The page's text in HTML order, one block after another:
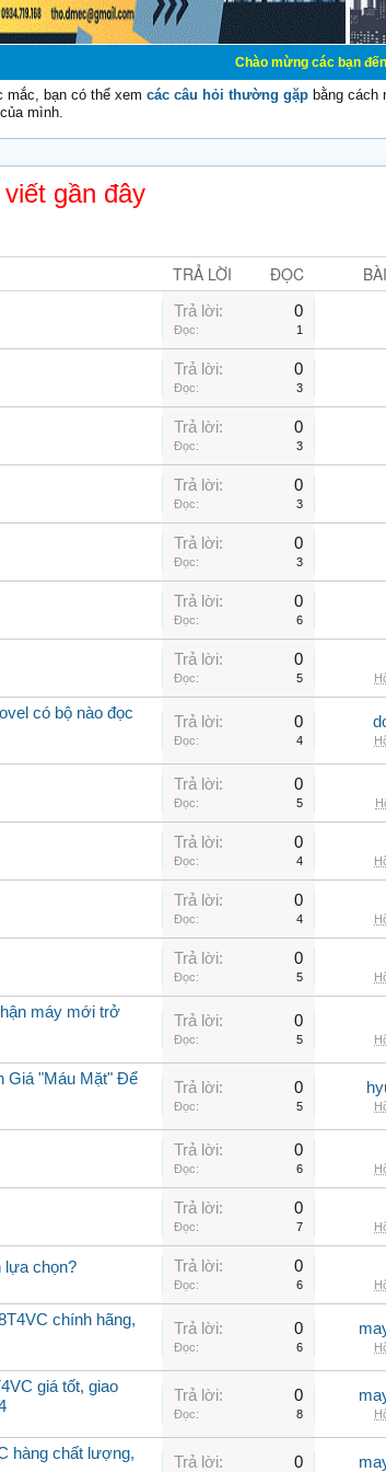
Chào mừng các bạn đến với Diễn
mắc, bạn có thể xem các câu hỏi thường gặp bằng cách
mình.
viết gần đây
TRẢ LỜI ĐỌC
Trả lời: 0
Đọc: 1
Trả lời: 0
Đọc: 3
Trả lời: 0
Đọc: 3
Trả lời: 0
Đọc: 3
Trả lời: 0
Đọc: 3
Trả lời: 0
Đọc: 6
Trả lời: 0
Đọc: 5
có bộ nào đọc
Trả lời: 0
Đọc: 4
Trả lời: 0
Đọc: 5
Trả lời: 0
Đọc: 4
Trả lời: 0
Đọc: 4
Trả lời: 0
Đọc: 5
máy mới trở
Trả lời: 0
Đọc: 5
Giá "Máu Mặt" Để
Trả lời: 0
Đọc: 5
Trả lời: 0
Đọc: 6
Trả lời: 0
Đọc: 7
lựa chọn? Trả lời: 0
Đọc: 6
chính hãng,
Trả lời: 0
Đọc: 6
giá tốt, giao
Trả lời: 0
Đọc: 8
hàng chất lượng,
Trả lời: 0